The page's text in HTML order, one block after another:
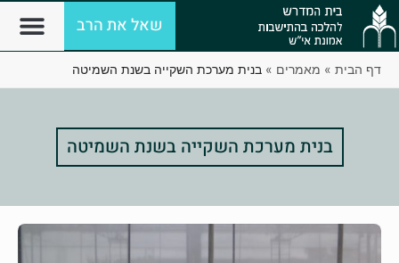
שאל את הרב
דף הבית » מאמרים » בנית מערכת השקייה בשנת השמיטה
בנית מערכת השקייה בשנת השמיטה